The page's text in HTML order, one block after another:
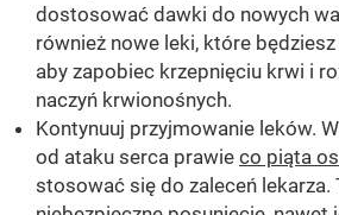
dostosować dawki do nowych
również nowe leki, które będziesz
aby zapobiec krzepnięciu krwi i
naczyń krwionośnych.
Kontynuuj przyjmowanie leków.
od ataku serca prawie co piąta
stosować się do zaleceń lekarza.